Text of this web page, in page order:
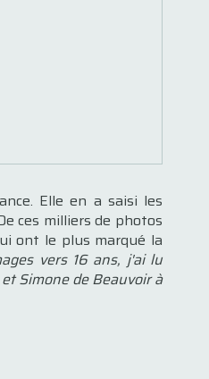
Elle en a saisi les
ces milliers de photos
ont le plus marqué la
vers 16 ans, j'ai lu
Simone de Beauvoir à